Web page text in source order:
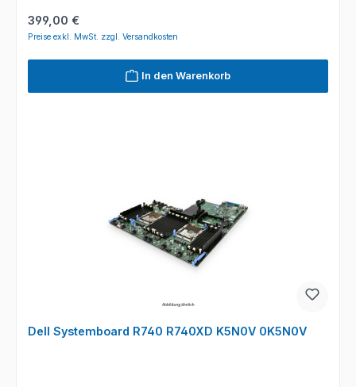
Regulärer Preis:
399,00 €
Preise exkl. MwSt. zzgl. Versandkosten
In den Warenkorb
Dell Systemboard R740 R740XD K5N0V 0K5N0V